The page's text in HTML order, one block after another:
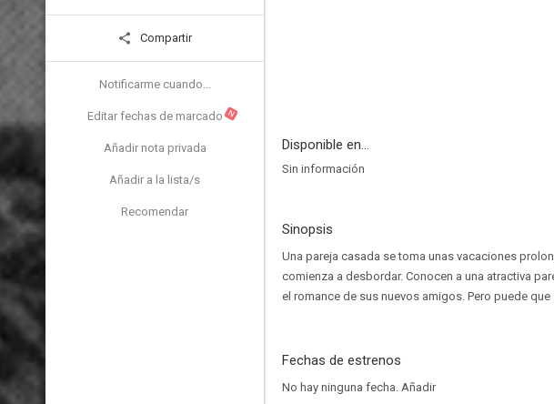
Compartir
Notificarme cuando...
Editar fechas de marcado N
Añadir nota privada
Añadir a la lista/s
Recomendar
Disponible en...
Sin información
Sinopsis
Una pareja casada se toma unas vacaciones
comienza a desbordar. Conocen a una atractiva
el romance de sus nuevos amigos. Pero puede
Fechas de estrenos
No hay ninguna fecha. Añadir